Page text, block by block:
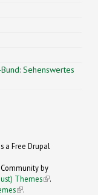
external)
external)
Sehenswertes
a Free Drupal
by
Themes (link is
.
(link is
.